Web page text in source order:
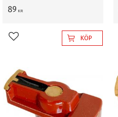
9000 85-93
89 KR
Lägg till i favoriterKÖP